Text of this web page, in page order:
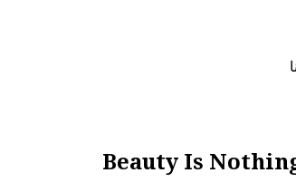
Beauty Is